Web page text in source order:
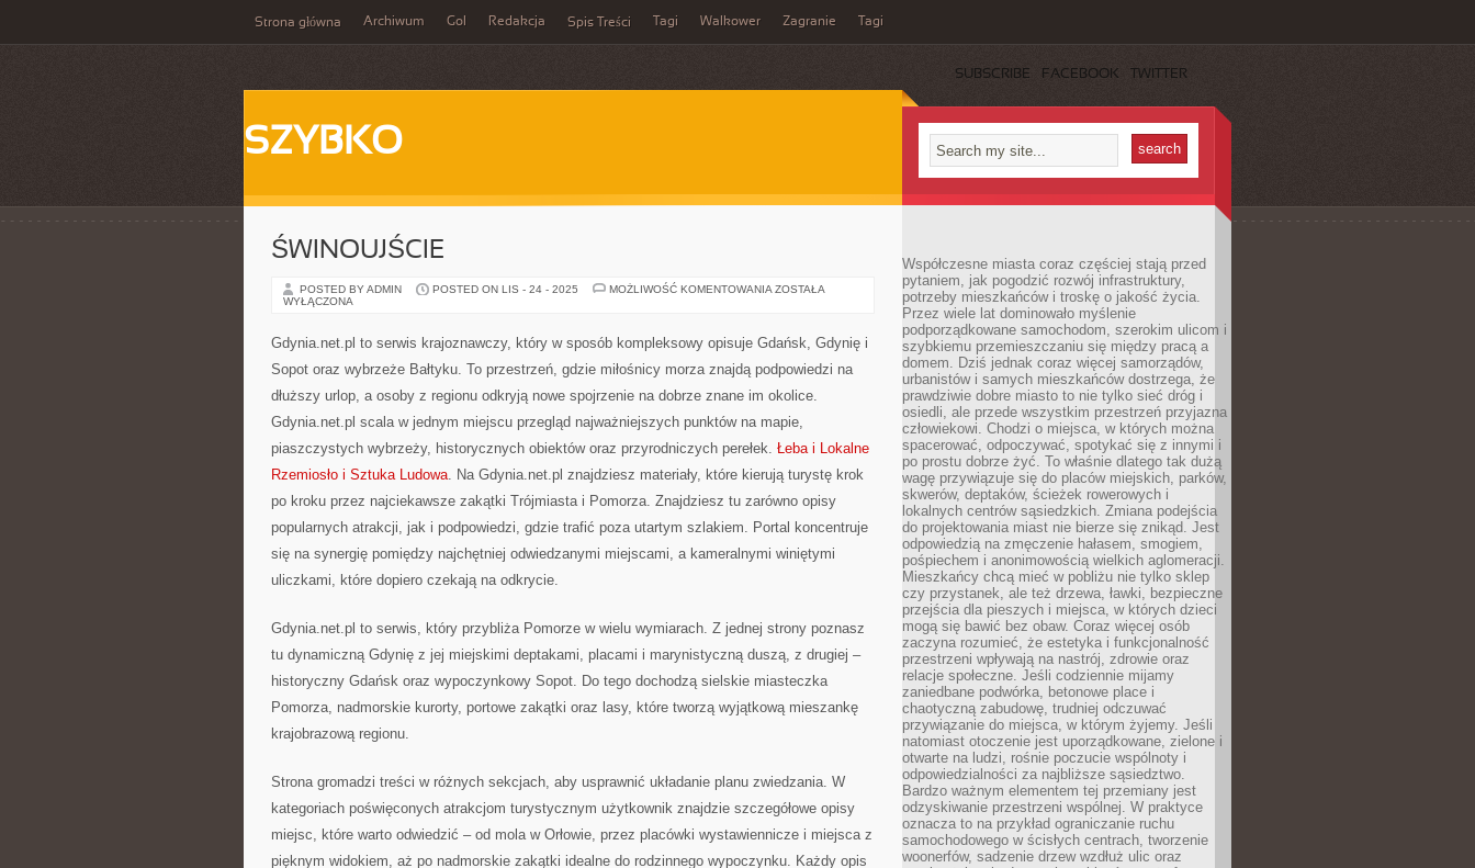
Strona główna Archiwum Gol Redakcja Spis Treści Tagi Walkower Zagranie Tagi
SUBSCRIBE FACEBOOK TWITTER
SZYBKO
ŚWINOUJŚCIE
POSTED BY ADMIN POSTED ON LIS - 24 - 2025 MOŻLIWOŚĆ KOMENTOWANIA ŚWINOUJŚCIE
ZOSTAŁA
WYŁĄCZONA
Gdynia.net.pl to serwis krajoznawczy, który w sposób kompleksowy opisuje Gdańsk, Gdynię i
Sopot oraz wybrzeże Bałtyku. To przestrzeń, gdzie miłośnicy morza znajdą podpowiedzi na
dłuższy urlop, a osoby z regionu odkryją nowe spojrzenie na dobrze znane im okolice.
Gdynia.net.pl scala w jednym miejscu przegląd najważniejszych punktów na mapie,
piaszczystych wybrzeży, historycznych obiektów oraz przyrodniczych perełek. Łeba i Lokalne
Rzemiosło i Sztuka Ludowa. Na Gdynia.net.pl znajdziesz materiały, które kierują turystę krok
po kroku przez najciekawsze zakątki Trójmiasta i Pomorza. Znajdziesz tu zarówno opisy
popularnych atrakcji, jak i podpowiedzi, gdzie trafić poza utartym szlakiem. Portal koncentruje
się na synergię pomiędzy najchętniej odwiedzanymi miejscami, a kameralnymi winiętymi
uliczkami, które dopiero czekają na odkrycie.
Gdynia.net.pl to serwis, który przybliża Pomorze w wielu wymiarach. Z jednej strony poznasz
tu dynamiczną Gdynię z jej miejskimi deptakami, placami i marynistyczną duszą, z drugiej –
historyczny Gdańsk oraz wypoczynkowy Sopot. Do tego dochodzą sielskie miasteczka
Pomorza, nadmorskie kurorty, portowe zakątki oraz lasy, które tworzą wyjątkową mieszankę
krajobrazową regionu.
Strona gromadzi treści w różnych sekcjach, aby usprawnić układanie planu zwiedzania. W
kategoriach poświęconych atrakcjom turystycznym użytkownik znajdzie szczegółowe opisy
miejsc, które warto odwiedzić – od mola w Orłowie, przez placówki wystawiennicze i miejsca z
pięknym widokiem, aż po nadmorskie zakątki idealne do rodzinnego wypoczynku. Każdy opis
Współczesne miasta coraz częściej stają przed
pytaniem, jak pogodzić rozwój infrastruktury,
potrzeby mieszkańców i troskę o jakość życia.
Przez wiele lat dominowało myślenie
podporządkowane samochodom, szerokim ulicom i
szybkiemu przemieszczaniu się między pracą a
domem. Dziś jednak coraz więcej samorządów,
urbanistów i samych mieszkańców dostrzega, że
prawdziwie dobre miasto to nie tylko sieć dróg i
osiedli, ale przede wszystkim przestrzeń przyjazna
człowiekowi. Chodzi o miejsca, w których można
spacerować, odpoczywać, spotykać się z innymi i
po prostu dobrze żyć. To właśnie dlatego tak dużą
wagę przywiązuje się do placów miejskich, parków,
skwerów, deptaków, ścieżek rowerowych i
lokalnych centrów sąsiedzkich. Zmiana podejścia
do projektowania miast nie bierze się znikąd. Jest
odpowiedzią na zmęczenie hałasem, smogiem,
pośpiechem i anonimowością wielkich aglomeracji.
Mieszkańcy chcą mieć w pobliżu nie tylko sklep
czy przystanek, ale też drzewa, ławki, bezpieczne
przejścia dla pieszych i miejsca, w których dzieci
mogą się bawić bez obaw. Coraz więcej osób
zaczyna rozumieć, że estetyka i funkcjonalność
przestrzeni wpływają na nastrój, zdrowie oraz
relacje społeczne. Jeśli codziennie mijamy
zaniedbane podwórka, betonowe place i
chaotyczną zabudowę, trudniej odczuwać
przywiązanie do miejsca, w którym żyjemy. Jeśli
natomiast otoczenie jest uporządkowane, zielone i
otwarte na ludzi, rośnie poczucie wspólnoty i
odpowiedzialności za najbliższe sąsiedztwo.
Bardzo ważnym elementem tej przemiany jest
odzyskiwanie przestrzeni wspólnej. W praktyce
oznacza to na przykład ograniczanie ruchu
samochodowego w ścisłych centrach, tworzenie
woonerfów, sadzenie drzew wzdłuż ulic oraz